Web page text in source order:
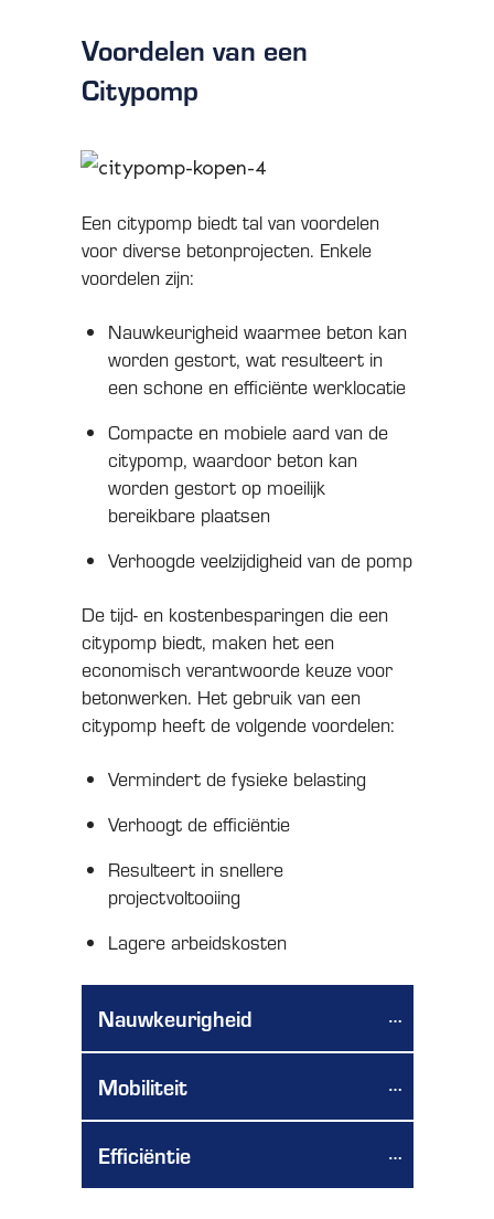
Voordelen van een
Citypomp
Een citypomp biedt tal van voordelen
voor diverse betonprojecten. Enkele
voordelen zijn:
Nauwkeurigheid waarmee beton kan
worden gestort, wat resulteert in
een schone en efficiënte werklocatie
Compacte en mobiele aard van de
citypomp, waardoor beton kan
worden gestort op moeilijk
bereikbare plaatsen
Verhoogde veelzijdigheid van de pomp
De tijd- en kostenbesparingen die een
citypomp biedt, maken het een
economisch verantwoorde keuze voor
betonwerken. Het gebruik van een
citypomp heeft de volgende voordelen:
Vermindert de fysieke belasting
Verhoogt de efficiëntie
Resulteert in snellere
projectvoltooiing
Lagere arbeidskosten
Nauwkeurigheid
Mobiliteit
Efficiëntie